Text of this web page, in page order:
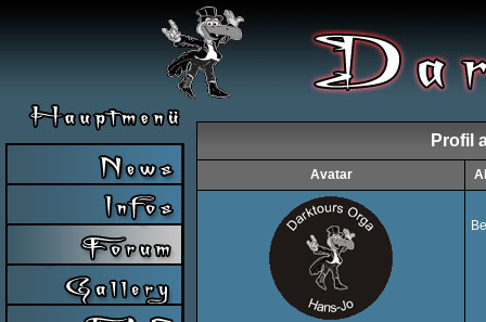
Profil
Avatar